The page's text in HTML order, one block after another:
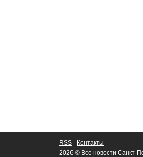
RSS
Контакты
2026 © Все новости Санкт-